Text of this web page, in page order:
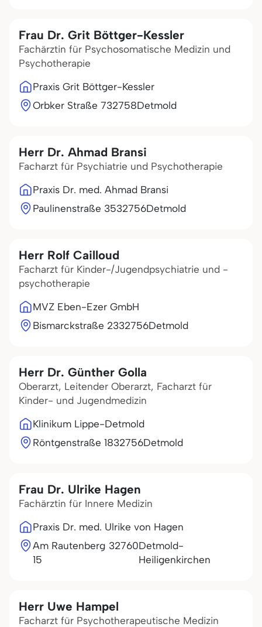
Frau Dr. Grit Böttger-Kessler
Fachärztin für Psychosomatische Medizin und
Psychotherapie
Praxis Grit Böttger-Kessler
Orbker Straße 732758Detmold
Herr Dr. Ahmad Bransi
Facharzt für Psychiatrie und Psychotherapie
Praxis Dr. med. Ahmad Bransi
Paulinenstraße 3532756Detmold
Herr Rolf Cailloud
Facharzt für Kinder-/Jugendpsychiatrie und -
psychotherapie
MVZ Eben-Ezer GmbH
Bismarckstraße 2332756Detmold
Herr Dr. Günther Golla
Oberarzt, Leitender Oberarzt, Facharzt für
Kinder- und Jugendmedizin
Klinikum Lippe-Detmold
Röntgenstraße 1832756Detmold
Frau Dr. Ulrike Hagen
Fachärztin für Innere Medizin
Praxis Dr. med. Ulrike von Hagen
Am Rautenberg
15
32760Detmold-
Heiligenkirchen
Herr Uwe Hampel
Facharzt für Psychotherapeutische Medizin